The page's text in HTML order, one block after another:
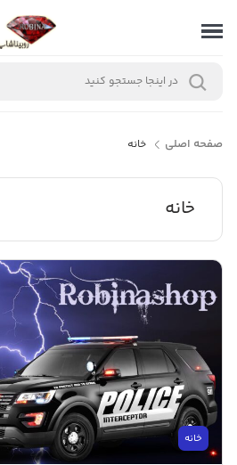
صفحه اصلی خانه
خانه
خانه